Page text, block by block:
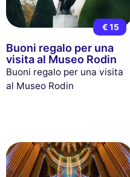
€ 15
Buoni regalo per una
visita al Museo Rodin
Buoni regalo per una visita
al Museo Rodin